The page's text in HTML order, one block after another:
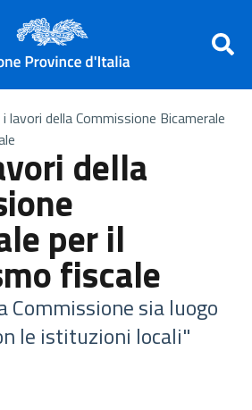
lavori della Commissione Bicamerale
della
per il
fiscale
Commissione sia luogo
le istituzioni locali"